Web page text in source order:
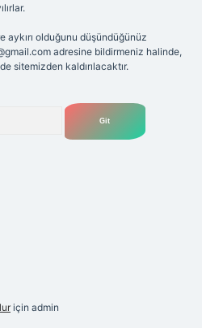
olduğunu düşündüğünüz
adresine bildirmeniz halinde,
sitemizden kaldırılacaktır.
için admin